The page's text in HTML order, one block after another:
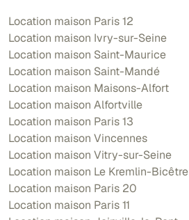
Location maison Paris 12
Location maison Ivry-sur-Seine
Location maison Saint-Maurice
Location maison Saint-Mandé
Location maison Maisons-Alfort
Location maison Alfortville
Location maison Paris 13
Location maison Vincennes
Location maison Vitry-sur-Seine
Location maison Le Kremlin-Bicêtre
Location maison Paris 20
Location maison Paris 11